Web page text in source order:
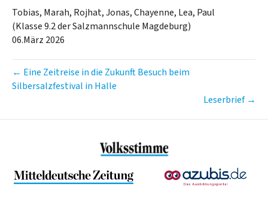
Tobias, Marah, Rojhat, Jonas, Chayenne, Lea, Paul
(Klasse 9.2 der Salzmannschule Magdeburg)
06.März 2026
← Eine Zeitreise in die Zukunft Besuch beim
Silbersalzfestival in Halle
Leserbrief →